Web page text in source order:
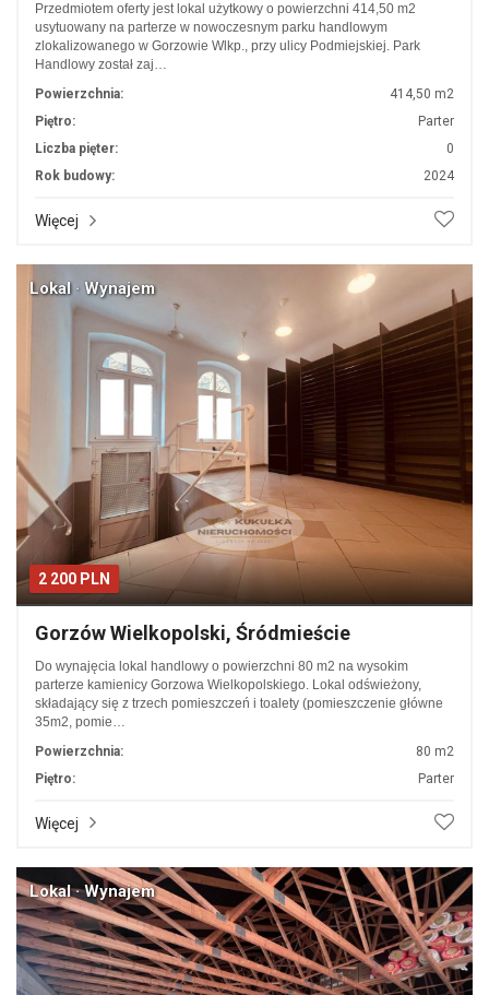
Przedmiotem oferty jest lokal użytkowy o powierzchni 414,50 m2
usytuowany na parterze w nowoczesnym parku handlowym
zlokalizowanego w Gorzowie Wlkp., przy ulicy Podmiejskiej. Park
Handlowy został zaj…
Powierzchnia:
414,50 m2
Piętro:
Parter
Liczba pięter:
0
Rok budowy:
2024
Więcej
2 200 PLN
Lokal · Wynajem
Gorzów Wielkopolski, Śródmieście
Do wynajęcia lokal handlowy o powierzchni 80 m2 na wysokim
parterze kamienicy Gorzowa Wielkopolskiego. Lokal odświeżony,
składający się z trzech pomieszczeń i toalety (pomieszczenie główne
35m2, pomie…
Powierzchnia:
80 m2
Piętro:
Parter
Więcej
Lokal · Wynajem